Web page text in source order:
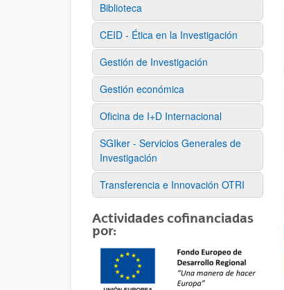
Biblioteca
CEID - Ética en la Investigación
Gestión de Investigación
Gestión económica
Oficina de I+D Internacional
SGIker - Servicios Generales de
Investigación
Transferencia e Innovación OTRI
Actividades cofinanciadas
por: